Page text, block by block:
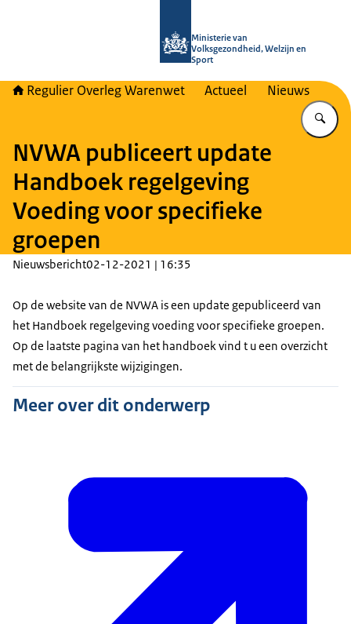
Ministerie van
Volksgezondheid, Welzijn en
Sport
Regulier Overleg Warenwet Actueel Nieuws
NVWA publiceert update
Handboek regelgeving
Voeding voor specifieke
groepen
Nieuwsbericht02-12-2021 | 16:35
Op de website van de NVWA is een update gepubliceerd van
het Handboek regelgeving voeding voor specifieke groepen.
Op de laatste pagina van het handboek vind t u een overzicht
met de belangrijkste wijzigingen.
Meer over dit onderwerp